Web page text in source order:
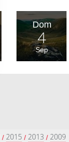
Dom
4
Sep
/ 2015 / 2013 / 2009